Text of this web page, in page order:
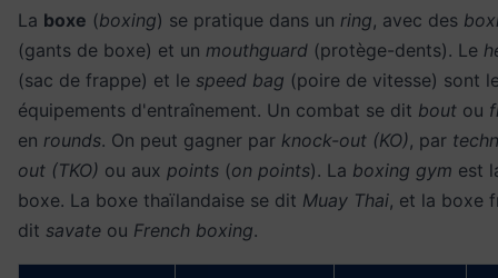
La boxe (boxing) se pratique dans un ring, avec des
(gants de boxe) et un mouthguard (protège-dents). Le
(sac de frappe) et le speed bag (poire de vitesse) sont
équipements d'entraînement. Un combat se dit bout ou
en rounds. On peut gagner par knock-out (KO), par
out (TKO) ou aux points (on points). La boxing gym est
boxe. La boxe thaïlandaise se dit Muay Thai, et la boxe
dit savate ou French boxing.